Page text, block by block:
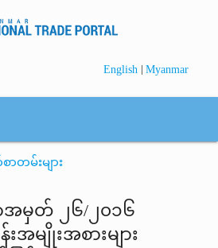
English | Myanmar
ာတမ်းများ
ာအမှတ် ၂၆/၂၀၁၆
းအမျိုးအစားများ